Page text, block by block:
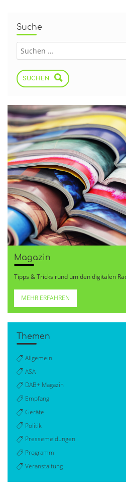
Suche
SUCHEN
Magazin
Tipps & Tricks rund um den digitalen
MEHR ERFAHREN
Themen
Allgemein
ASA
DAB+ Magazin
Empfang
Geräte
Politik
Pressemeldungen
Programm
Veranstaltung